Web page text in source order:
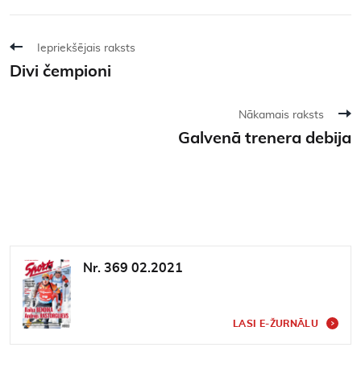
Iepriekšējais raksts
Divi čempioni
Nākamais raksts
Galvenā trenera debija
Nr. 369 02.2021
LASI E-ŽURNĀLU